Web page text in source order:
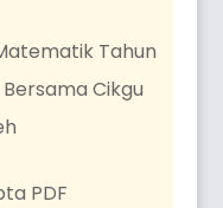
Tahun
Cikgu
PDF